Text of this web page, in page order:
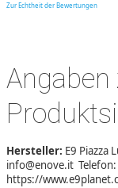
Zur Echtheit der Bewertungen
Angaben
Hersteller: E9 Piazza
info@enove.it
https://